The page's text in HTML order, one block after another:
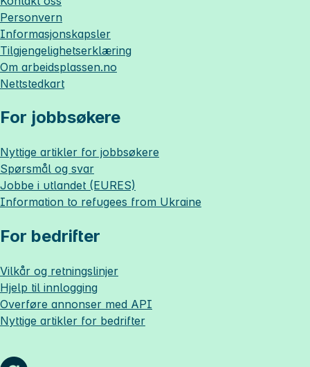
Personvern
Informasjonskapsler
Tilgjengelighetserklæring
Om arbeidsplassen.no
Nettstedkart
For jobbsøkere
Nyttige artikler for jobbsøkere
Spørsmål og svar
Jobbe i utlandet (EURES)
Information to refugees from Ukraine
For bedrifter
Vilkår og retningslinjer
Hjelp til innlogging
Overføre annonser med API
Nyttige artikler for bedrifter